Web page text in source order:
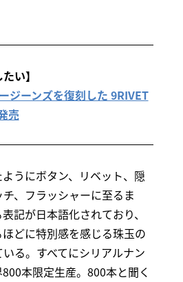
い】
ジーンズを復刻した 9RIVET
売
うにボタン、リベット、隠
、フラッシャーに至るま
記が日本語化されており、
どに特別感を感じる珠玉の
る。すべてにシリアルナン
本限定生産。800本と聞く